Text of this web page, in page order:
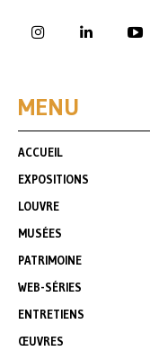
MENU
ACCUEIL
EXPOSITIONS
LOUVRE
MUSÉES
PATRIMOINE
WEB-SÉRIES
ENTRETIENS
ŒUVRES